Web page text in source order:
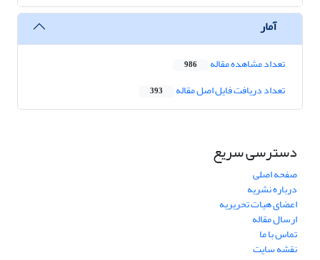
آمار
تعداد مشاهده مقاله 986
تعداد دریافت فایل اصل مقاله 393
دسترسی سریع
صفحه اصلی
درباره نشریه
اعضای هیات تحریریه
ارسال مقاله
تماس با ما
نقشه سایت